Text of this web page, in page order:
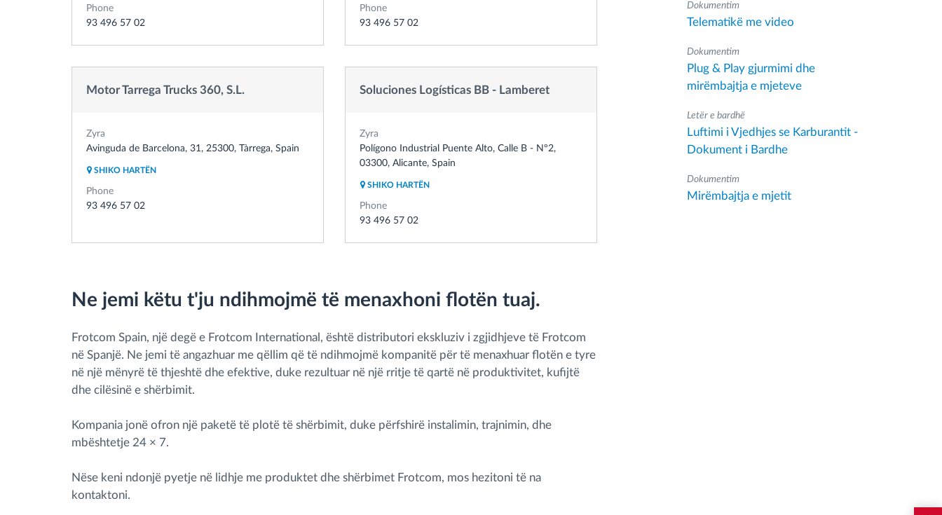
Phone
93 496 57 02
Phone
93 496 57 02
Motor Tarrega Trucks 360, S.L.
Zyra
Avinguda de Barcelona, 31, 25300, Tàrrega, Spain
SHIKO HARTËN
Phone
93 496 57 02
Soluciones Logísticas BB - Lamberet
Zyra
Polígono Industrial Puente Alto, Calle B - Nº2,
03300, Alicante, Spain
SHIKO HARTËN
Phone
93 496 57 02
Ne jemi këtu t'ju ndihmojmë të menaxhoni flotën tuaj.
Frotcom Spain, një degë e Frotcom International, është distributori ekskluziv i zgjidhjeve të Frotcom
në Spanjë. Ne jemi të angazhuar me qëllim që të ndihmojmë kompanitë për të menaxhuar flotën e tyre
në një mënyrë të thjeshtë dhe efektive, duke rezultuar në një rritje të qartë në produktivitet, kufijtë
dhe cilësinë e shërbimit.
Kompania jonë ofron një paketë të plotë të shërbimit, duke përfshirë instalimin, trajnimin, dhe
mbështetje 24 × 7.
Nëse keni ndonjë pyetje në lidhje me produktet dhe shërbimet Frotcom, mos hezitoni të na
kontaktoni.
Dokumentim
Telematikë me video
Dokumentim
Plug & Play gjurmimi dhe
mirëmbajtja e mjeteve
Letër e bardhë
Luftimi i Vjedhjes se Karburantit -
Dokument i Bardhe
Dokumentim
Mirëmbajtja e mjetit